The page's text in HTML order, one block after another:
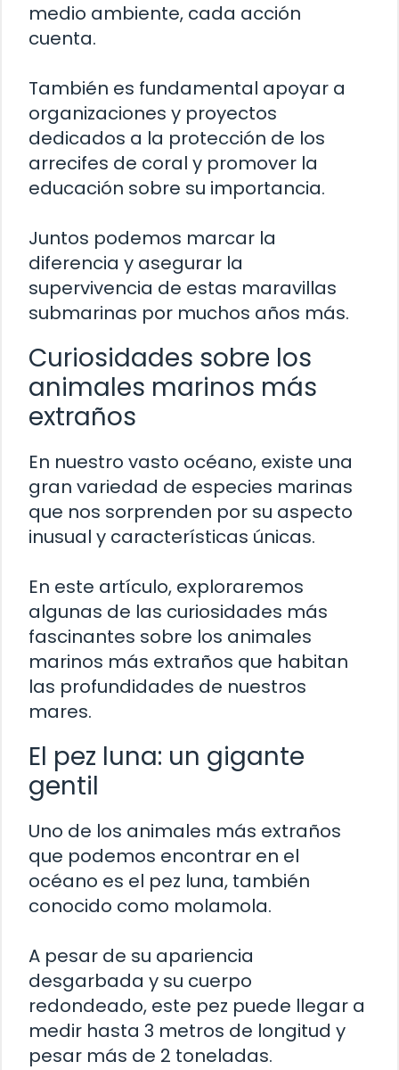
medio ambiente, cada acción
cuenta.
También es fundamental apoyar a
organizaciones y proyectos
dedicados a la protección de los
arrecifes de coral y promover la
educación sobre su importancia.
Juntos podemos marcar la
diferencia y asegurar la
supervivencia de estas maravillas
submarinas por muchos años más.
Curiosidades sobre los
animales marinos más
extraños
En nuestro vasto océano, existe una
gran variedad de especies marinas
que nos sorprenden por su aspecto
inusual y características únicas.
En este artículo, exploraremos
algunas de las curiosidades más
fascinantes sobre los animales
marinos más extraños que habitan
las profundidades de nuestros
mares.
El pez luna: un gigante
gentil
Uno de los animales más extraños
que podemos encontrar en el
océano es el pez luna, también
conocido como molamola.
A pesar de su apariencia
desgarbada y su cuerpo
redondeado, este pez puede llegar a
medir hasta 3 metros de longitud y
pesar más de 2 toneladas.